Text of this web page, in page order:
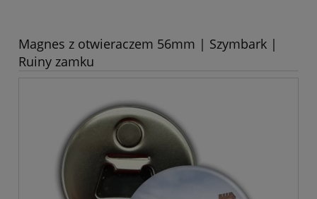
Magnes z otwieraczem 56mm | Szymbark |
Ruiny zamku